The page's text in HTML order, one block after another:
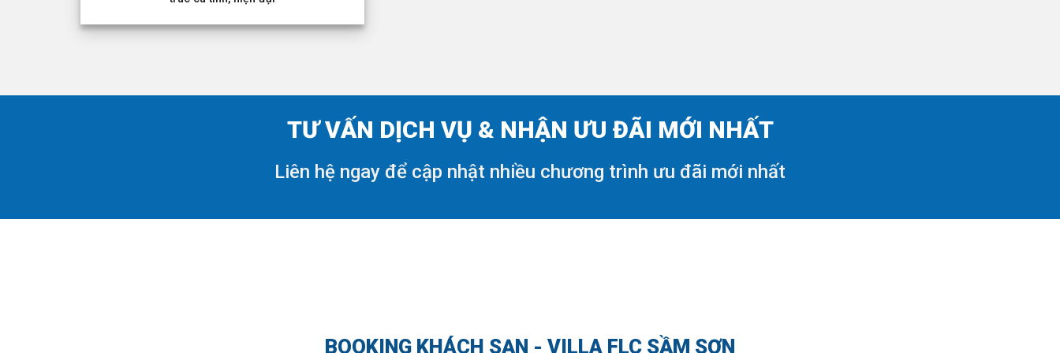
TƯ VẤN DỊCH VỤ & NHẬN ƯU ĐÃI MỚI NHẤT
Liên hệ ngay để cập nhật nhiều chương trình ưu đãi mới nhất
BOOKING KHÁCH SẠN - VILLA FLC SẦM SƠN